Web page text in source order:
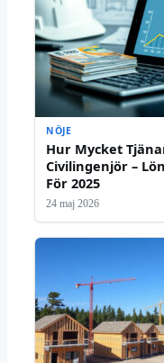
NÖJE
Hur Mycket
Civilingenjör –
För 2025
24 maj 2026